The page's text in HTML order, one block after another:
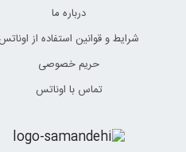
درباره ما
شرایط و قوانین استفاده از اوناتس
حریم خصوصی
تماس با اوناتس